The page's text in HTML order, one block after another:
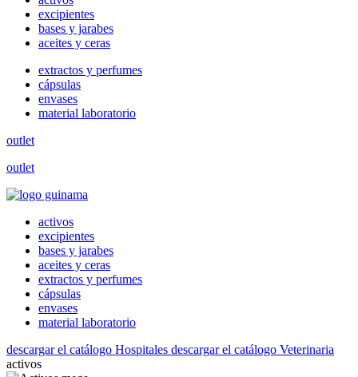
excipientes
bases y jarabes
aceites y ceras
extractos y perfumes
cápsulas
envases
material laboratorio
outlet
outlet
activos
excipientes
bases y jarabes
aceites y ceras
extractos y perfumes
cápsulas
envases
material laboratorio
descargar el catálogo Hospitales descargar el catálogo Veterinaria
activos